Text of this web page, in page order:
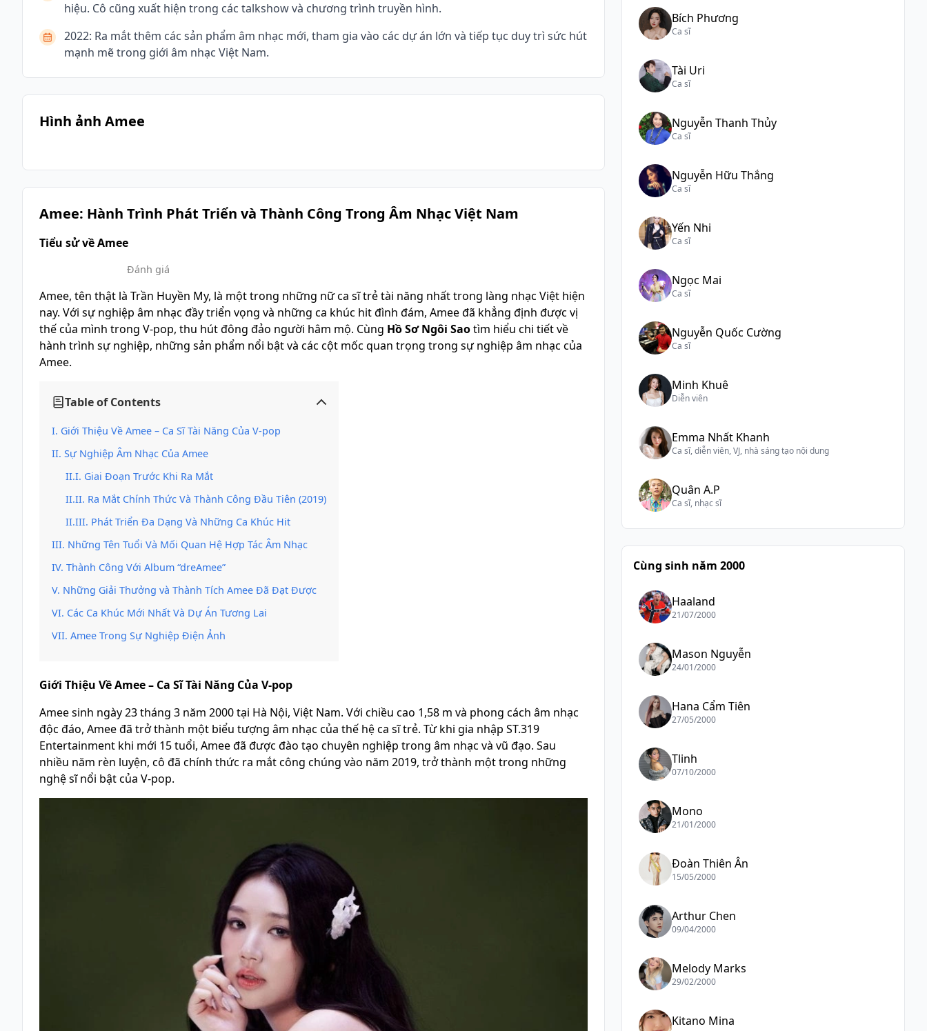
hiệu. Cô cũng xuất hiện trong các talkshow và chương trình truyền hình.
2022: Ra mắt thêm các sản phẩm âm nhạc mới, tham gia vào các dự án lớn và tiếp tục duy trì sức hút
mạnh mẽ trong giới âm nhạc Việt Nam.
Hình ảnh Amee
Amee: Hành Trình Phát Triển và Thành Công Trong Âm Nhạc Việt Nam
Tiểu sử về Amee
Đánh giá
Amee, tên thật là Trần Huyền My, là một trong những nữ ca sĩ trẻ tài năng nhất trong làng nhạc Việt hiện
nay. Với sự nghiệp âm nhạc đầy triển vọng và những ca khúc hit đình đám, Amee đã khẳng định được vị
thế của mình trong V-pop, thu hút đông đảo người hâm mộ. Cùng Hồ Sơ Ngôi Saotìm hiểu chi tiết về
hành trình sự nghiệp, những sản phẩm nổi bật và các cột mốc quan trọng trong sự nghiệp âm nhạc của
Amee.
Table of Contents
Giới Thiệu Về Amee – Ca Sĩ Tài Năng Của V-pop
Sự Nghiệp Âm Nhạc Của Amee
Giai Đoạn Trước Khi Ra Mắt
Ra Mắt Chính Thức Và Thành Công Đầu Tiên (2019)
Phát Triển Đa Dạng Và Những Ca Khúc Hit
Những Tên Tuổi Và Mối Quan Hệ Hợp Tác Âm Nhạc
Thành Công Với Album “dreAmee”
Những Giải Thưởng và Thành Tích Amee Đã Đạt Được
Các Ca Khúc Mới Nhất Và Dự Án Tương Lai
Amee Trong Sự Nghiệp Điện Ảnh
Giới Thiệu Về Amee – Ca Sĩ Tài Năng Của V-pop
Amee sinh ngày 23 tháng 3 năm 2000 tại Hà Nội, Việt Nam. Với chiều cao 1,58 m và phong cách âm nhạc
độc đáo, Amee đã trở thành một biểu tượng âm nhạc của thế hệ ca sĩ trẻ. Từ khi gia nhập ST.319
Entertainment khi mới 15 tuổi, Amee đã được đào tạo chuyên nghiệp trong âm nhạc và vũ đạo. Sau
nhiều năm rèn luyện, cô đã chính thức ra mắt công chúng vào năm 2019, trở thành một trong những
nghệ sĩ nổi bật của V-pop.
Bích Phương
Ca sĩ
Tài Uri
Ca sĩ
Nguyễn Thanh Thủy
Ca sĩ
Nguyễn Hữu Thắng
Ca sĩ
Yến Nhi
Ca sĩ
Ngọc Mai
Ca sĩ
Nguyễn Quốc Cường
Ca sĩ
Minh Khuê
Diễn viên
Emma Nhất Khanh
Ca sĩ, diễn viên, VJ, nhà sáng tạo nội dung
Quân A.P
Ca sĩ, nhạc sĩ
Cùng sinh năm 2000
Haaland
21/07/2000
Mason Nguyễn
24/01/2000
Hana Cẩm Tiên
27/05/2000
Tlinh
07/10/2000
Mono
21/01/2000
Đoàn Thiên Ân
15/05/2000
Arthur Chen
09/04/2000
Melody Marks
29/02/2000
Kitano Mina